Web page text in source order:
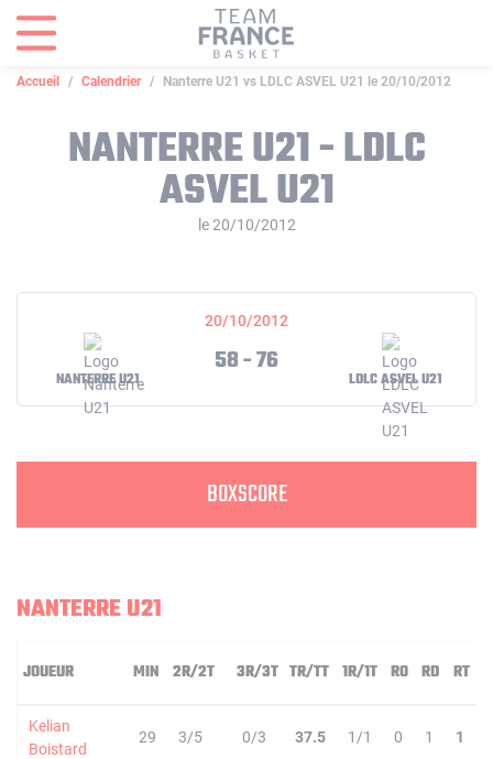
Accueil Calendrier Nanterre U21 vs LDLC ASVEL U21 le 20/10/2012
NANTERRE U21 - LDLC
ASVEL U21
le 20/10/2012
20/10/2012
NANTERRE U21
58 - 76
LDLC ASVEL U21
BOXSCORE
NANTERRE U21
JOUEUR MIN 2R/2T 3R/3T TR/TT 1R/1T RO RD RT
Kelian
Boistard
29 3/5 0/3 37.5 1/1 0 1 1
Panneau de gestion des cookies